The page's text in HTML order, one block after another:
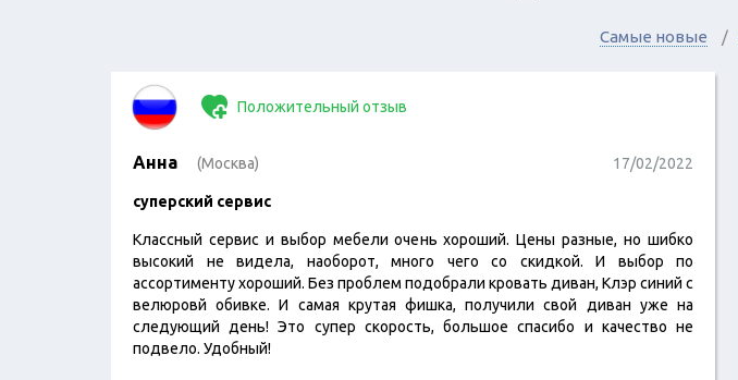
Самые новые
Положительный отзыв
Анна (Москва) 17/02/2022
суперский сервис
Классный сервис и выбор мебели очень хороший. Цены разные, но шибко
высокий не видела, наоборот, много чего со скидкой. И выбор по
ассортименту хороший. Без проблем подобрали кровать диван, Клэр синий с
велюровй обивке. И самая крутая фишка, получили свой диван уже на
следующий день! Это супер скорость, большое спасибо и качество не
подвело. Удобный!